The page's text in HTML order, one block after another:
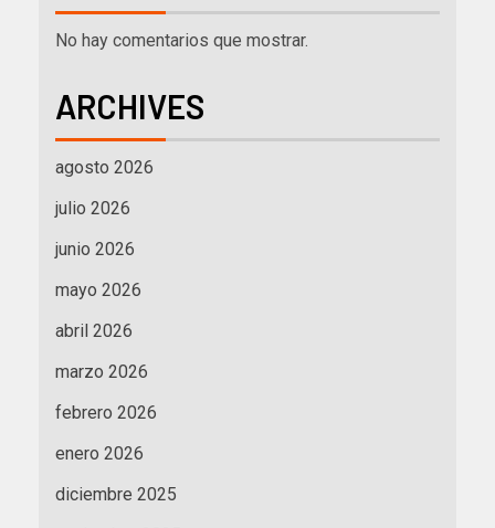
No hay comentarios que mostrar.
ARCHIVES
agosto 2026
julio 2026
junio 2026
mayo 2026
abril 2026
marzo 2026
febrero 2026
enero 2026
diciembre 2025